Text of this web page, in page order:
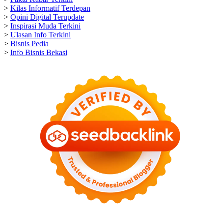
> Kilas Informatif Terdepan
> Opini Digital Terupdate
> Inspirasi Muda Terkini
> Ulasan Info Terkini
> Bisnis Pedia
> Info Bisnis Bekasi